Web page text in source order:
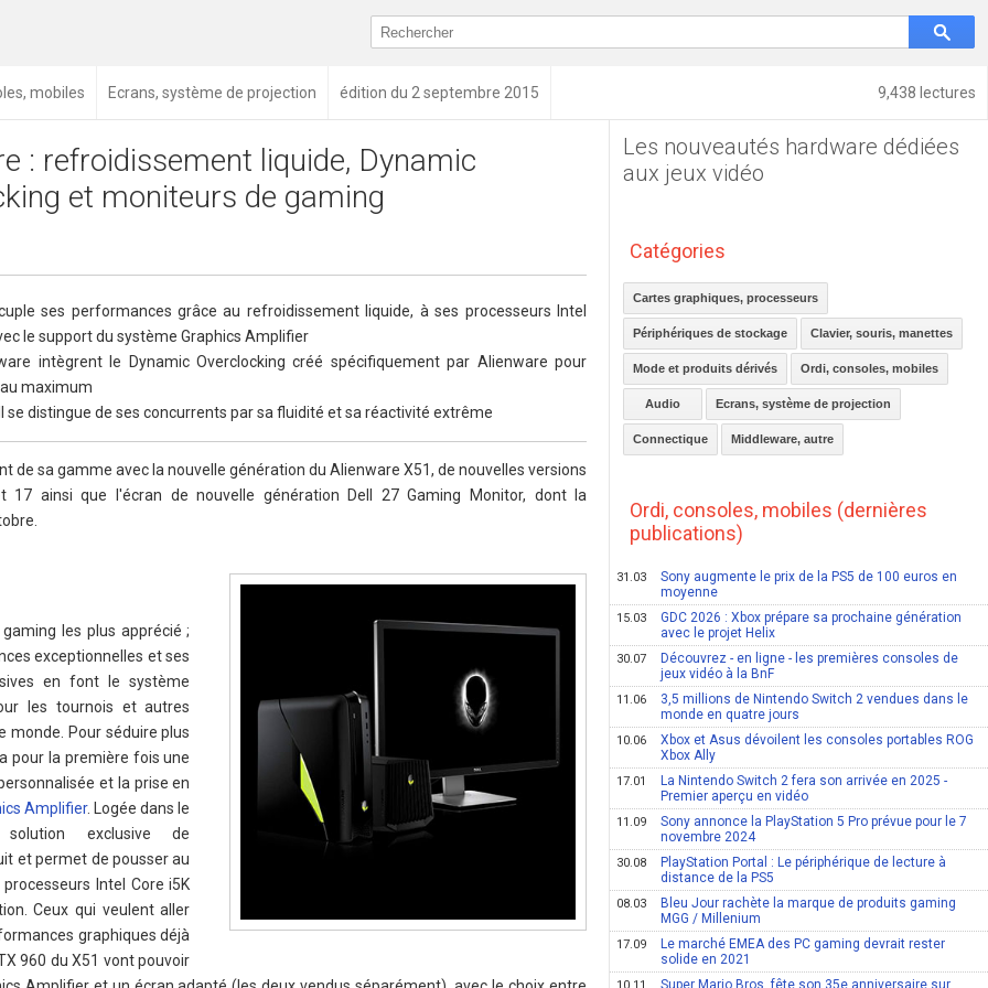
9,438 lectures
mobiles Ecrans, système de projection édition du 2 septembre 2015
: refroidissement liquide, Dynamic
et moniteurs de gaming
ses performances grâce au refroidissement liquide, à ses processeurs Intel
le support du système Graphics Amplifier
intègrent le Dynamic Overclocking créé spécifiquement par Alienware pour
maximum
se distingue de ses concurrents par sa fluidité et sa réactivité extrême
de sa gamme avec la nouvelle génération du Alienware X51, de nouvelles versions
17 ainsi que l'écran de nouvelle génération Dell 27 Gaming Monitor, dont la
les plus apprécié ;
exceptionnelles et ses
en font le système
les tournois et autres
monde. Pour séduire plus
pour la première fois une
et la prise en
Amplifier. Logée dans le
exclusive de
et permet de pousser au
Intel Core i5K
Ceux qui veulent aller
graphiques déjà
960 du X51 vont pouvoir
Les nouveautés hardware dédiées
aux jeux vidéo
Catégories
Cartes graphiques, processeurs
Périphériques de stockage Clavier, souris, manettes
Mode et produits dérivés Ordi, consoles, mobiles
Audio Ecrans, système de projection
Connectique Middleware, autre
Ordi, consoles, mobiles (dernières
publications)
31.03
Sony augmente le prix de la PS5 de 100 euros en
moyenne
15.03
GDC 2026 : Xbox prépare sa prochaine génération
avec le projet Helix
30.07
Découvrez - en ligne - les premières consoles de
jeux vidéo à la BnF
11.06
3,5 millions de Nintendo Switch 2 vendues dans le
monde en quatre jours
10.06
Xbox et Asus dévoilent les consoles portables ROG
Xbox Ally
17.01
La Nintendo Switch 2 fera son arrivée en 2025 -
Premier aperçu en vidéo
11.09
Sony annonce la PlayStation 5 Pro prévue pour le 7
novembre 2024
30.08
PlayStation Portal : Le périphérique de lecture à
distance de la PS5
08.03
Bleu Jour rachète la marque de produits gaming
MGG / Millenium
17.09
Le marché EMEA des PC gaming devrait rester
solide en 2021
Super Mario Bros. fête son 35e anniversaire sur